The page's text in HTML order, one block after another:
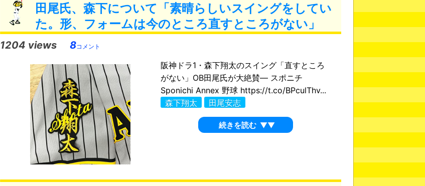
田尾氏、森下について「素晴らしいスイングをしてい
た。形、フォームは今のところ直すところがない」
1204 views 8コメント
阪神ドラ1・森下翔太のスイング「直すところ
がない」OB田尾氏が大絶賛― スポニチ
Sponichi Annex 野球 https://t.co/BPculThv...
森下翔太
田尾安志
続きを読む ▼▼